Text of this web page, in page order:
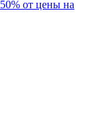
от цены на